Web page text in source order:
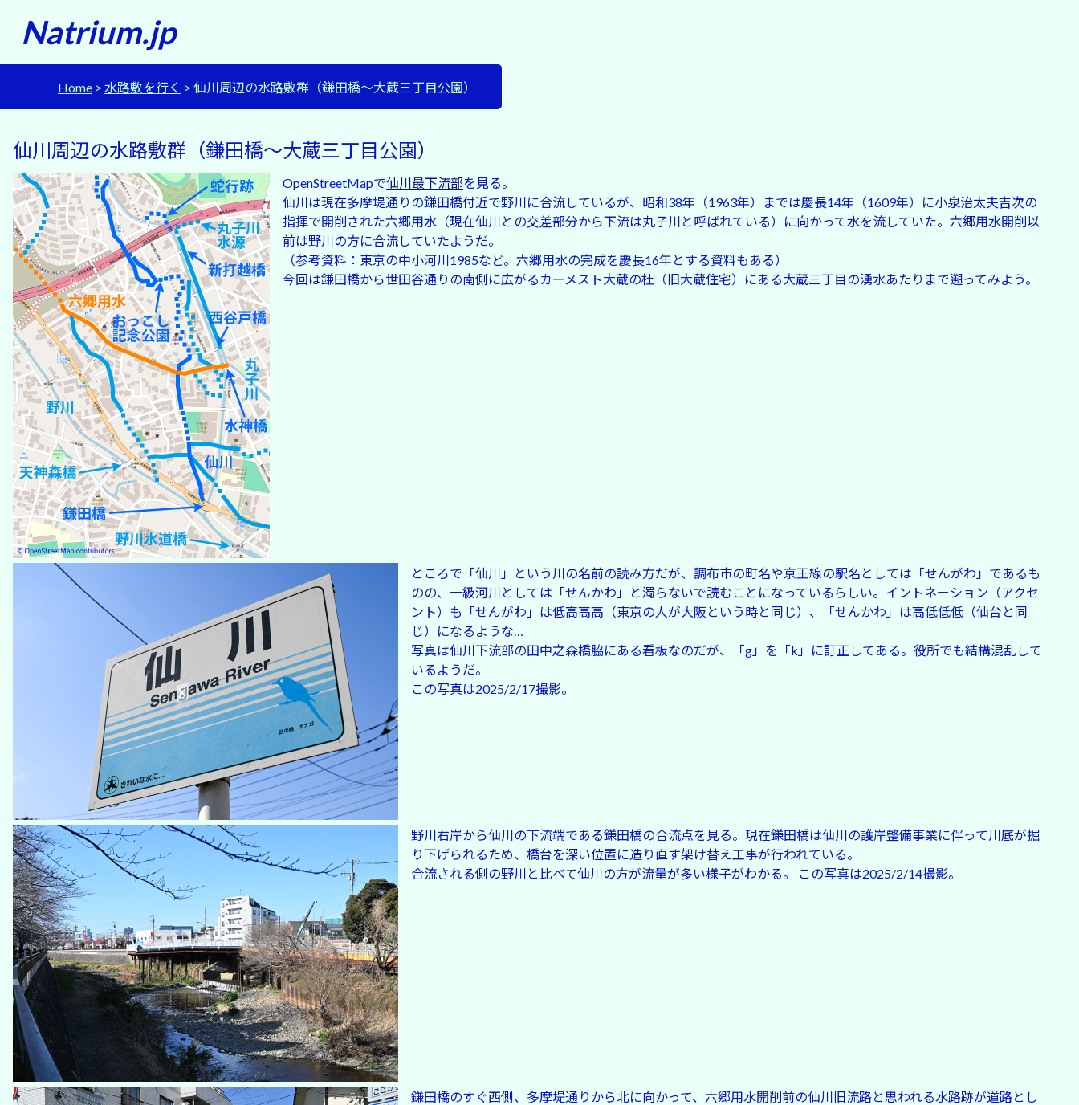
Natrium.jp
Home 水路敷を行く 仙川周辺の水路敷群（鎌田橋〜大蔵三丁目公園）
仙川周辺の水路敷群（鎌田橋〜大蔵三丁目公園）
OpenStreetMapで仙川最下流部を見る。
仙川は現在多摩堤通りの鎌田橋付近で野川に合流しているが、昭和38年（1963年）までは慶長14年（1609年）に小泉治太夫吉次の
指揮で開削された六郷用水（現在仙川との交差部分から下流は丸子川と呼ばれている）に向かって水を流していた。六郷用水開削以
前は野川の方に合流していたようだ。
（参考資料：東京の中小河川1985など。六郷用水の完成を慶長16年とする資料もある）
今回は鎌田橋から世田谷通りの南側に広がるカーメスト大蔵の杜（旧大蔵住宅）にある大蔵三丁目の湧水あたりまで遡ってみよう。
ところで「仙川」という川の名前の読み方だが、調布市の町名や京王線の駅名としては「せんがわ」であるも
のの、一級河川としては「せんかわ」と濁らないで読むことになっているらしい。イントネーション（アクセ
ント）も「せんがわ」は低高高高（東京の人が大阪という時と同じ）、「せんかわ」は高低低低（仙台と同
じ）になるような…
写真は仙川下流部の田中之森橋脇にある看板なのだが、「g」を「k」に訂正してある。役所でも結構混乱して
いるようだ。
この写真は2025/2/17撮影。
野川右岸から仙川の下流端である鎌田橋の合流点を見る。現在鎌田橋は仙川の護岸整備事業に伴って川底が掘
り下げられるため、橋台を深い位置に造り直す架け替え工事が行われている。
合流される側の野川と比べて仙川の方が流量が多い様子がわかる。 この写真は2025/2/14撮影。
鎌田橋のすぐ西側、多摩堤通りから北に向かって、六郷用水開削前の仙川旧流路と思われる水路跡が道路とし